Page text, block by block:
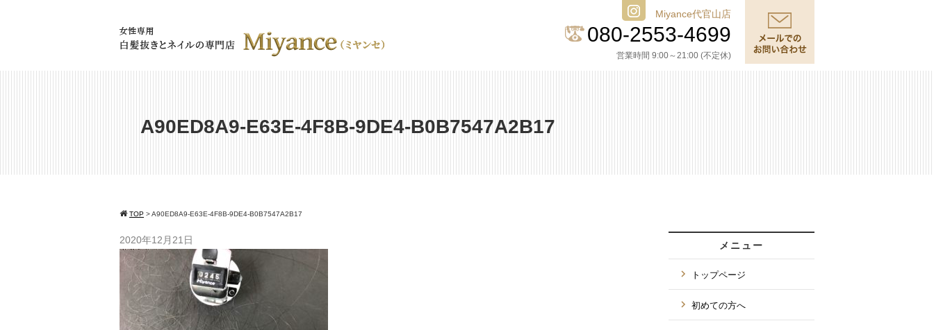
Miyance代官山店
080-2553-4699
営業時間 9:00～21:00 (不定休)
A90ED8A9-E63E-4F8B-9DE4-B0B7547A2B17
TOP >A90ED8A9-E63E-4F8B-9DE4-B0B7547A2B17
2020年12月21日 メニュー
トップページ
初めての方へ